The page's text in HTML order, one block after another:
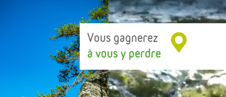
Vous gagnerez
à vous y perdre